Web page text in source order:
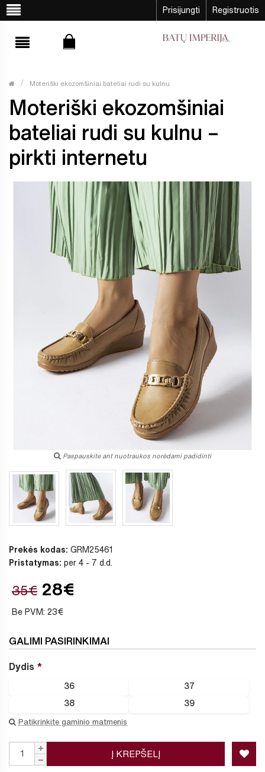
Prisijungti Registruotis
Moteriški ekozomšiniai bateliai rudi su kulnu
Moteriški ekozomšiniai
bateliai rudi su kulnu –
pirkti internetu
Paspauskite ant nuotraukos norėdami padidinti
Prekės kodas: GRM25461
Pristatymas: per 4 - 7 d.d.
35€ 28€
Be PVM: 23€
GALIMI PASIRINKIMAI
Dydis
36 37
38 39
Patikrinkite gaminio matmenis
Į KREPŠELĮ